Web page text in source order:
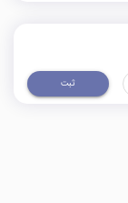
ثبت